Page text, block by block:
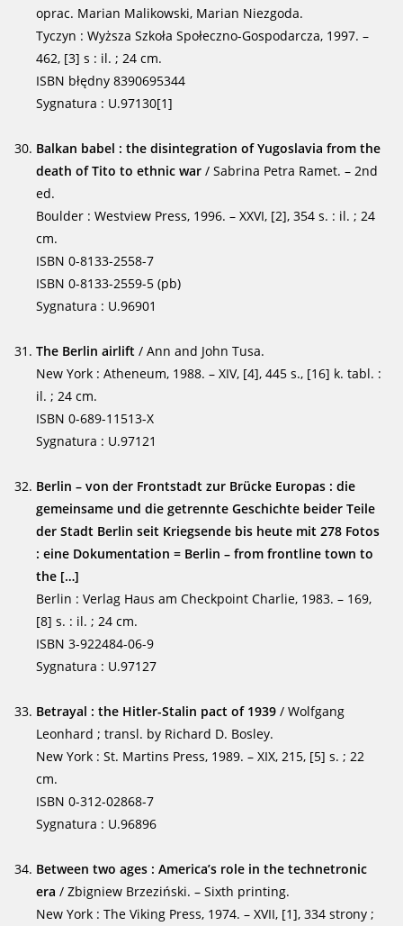
oprac. Marian Malikowski, Marian Niezgoda.
Tyczyn : Wyższa Szkoła Społeczno-Gospodarcza, 1997. –
462, [3] s : il. ; 24 cm.
ISBN błędny 8390695344
Sygnatura : U.97130[1]
Balkan babel : the disintegration of Yugoslavia from the
death of Tito to ethnic war / Sabrina Petra Ramet. – 2nd
ed.
Boulder : Westview Press, 1996. – XXVI, [2], 354 s. : il. ; 24
cm.
ISBN 0-8133-2558-7
ISBN 0-8133-2559-5 (pb)
Sygnatura : U.96901
The Berlin airlift / Ann and John Tusa.
New York : Atheneum, 1988. – XIV, [4], 445 s., [16] k. tabl. :
il. ; 24 cm.
ISBN 0-689-11513-X
Sygnatura : U.97121
Berlin – von der Frontstadt zur Brücke Europas : die
gemeinsame und die getrennte Geschichte beider Teile
der Stadt Berlin seit Kriegsende bis heute mit 278 Fotos
: eine Dokumentation = Berlin – from frontline town to
the […]
Berlin : Verlag Haus am Checkpoint Charlie, 1983. – 169,
[8] s. : il. ; 24 cm.
ISBN 3-922484-06-9
Sygnatura : U.97127
Betrayal : the Hitler-Stalin pact of 1939 / Wolfgang
Leonhard ; transl. by Richard D. Bosley.
New York : St. Martins Press, 1989. – XIX, 215, [5] s. ; 22
cm.
ISBN 0-312-02868-7
Sygnatura : U.96896
Between two ages : America’s role in the technetronic
era / Zbigniew Brzeziński. – Sixth printing.
New York : The Viking Press, 1974. – XVII, [1], 334 strony ;